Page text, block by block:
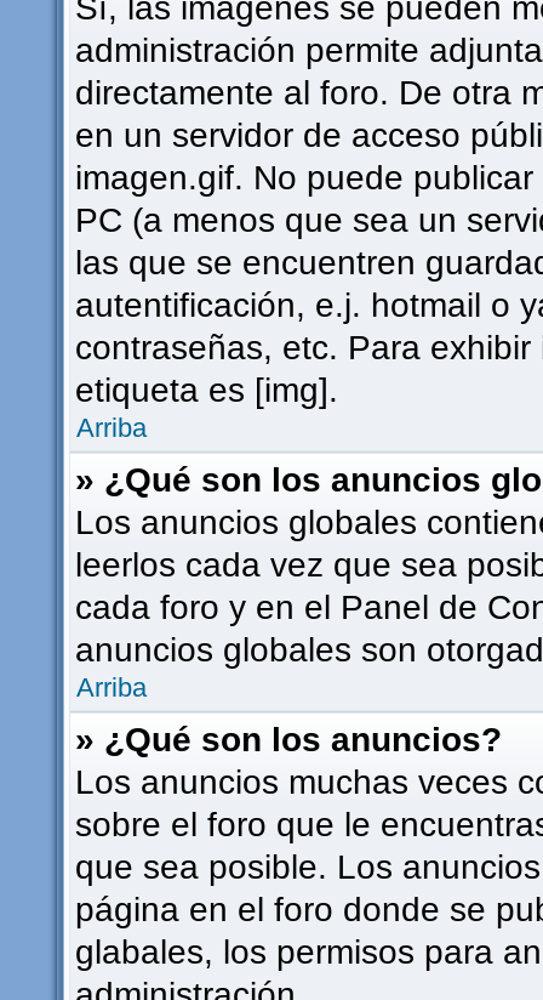
Sí, las imagenes se pueden
administración permite
directamente al foro. De otra
en un servidor de acceso
imagen.gif. No puede
PC (a menos que sea un
las que se encuentren
autentificación, e.j. hotmail o
contraseñas, etc. Para
etiqueta es [img].
Arriba
» ¿Qué son los anuncios
Los anuncios globales
leerlos cada vez que sea
cada foro y en el Panel de
anuncios globales son
Arriba
» ¿Qué son los anuncios?
Los anuncios muchas veces
sobre el foro que le
que sea posible. Los
página en el foro donde se
glabales, los permisos para